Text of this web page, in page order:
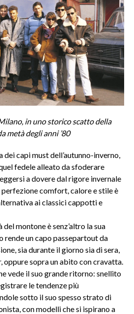
in uno storico scatto della
metà degli anni ’80
dei capi must dell’autunno-inverno,
fedele alleato da sfoderare
a dovere dal rigore invernale
comfort, calore e stile è
ai classici cappotti e
montone è senz’altro la sua
rende un capo passepartout da
sia durante il giorno sia di sera,
sopra un abito con cravatta.
vede il suo grande ritorno: snellito
le tendenze più
sotto il suo spesso strato di
con modelli che si ispirano a